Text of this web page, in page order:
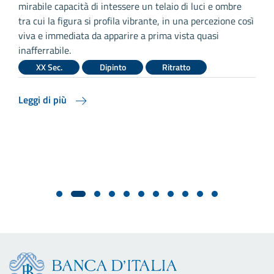
mirabile capacità di intessere un telaio di luci e ombre
tra cui la figura si profila vibrante, in una percezione così
viva e immediata da apparire a prima vista quasi
inafferrabile.
XX Sec. Dipinto Ritratto
Leggi di più